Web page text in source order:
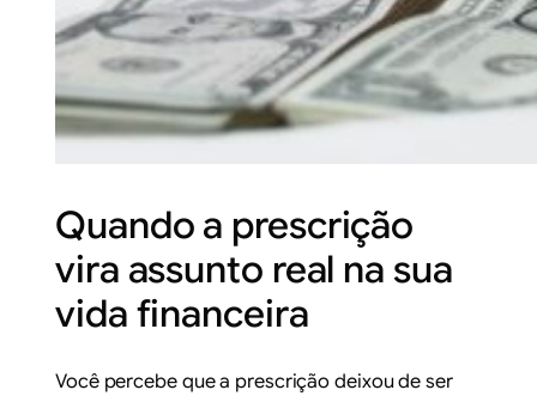
Quando a prescrição
vira assunto real na sua
vida financeira
Você percebe que a prescrição deixou de ser